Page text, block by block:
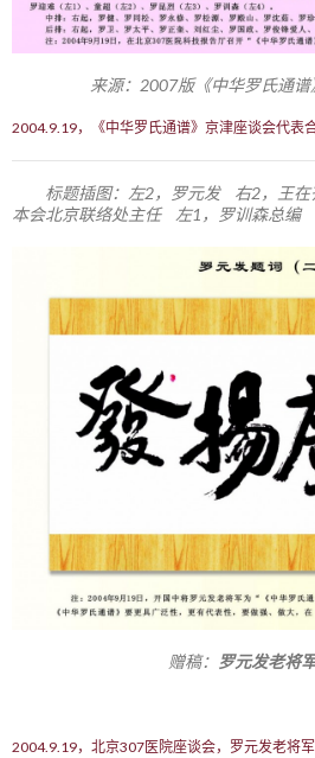
来源：2007版《中华罗氏通
2004.9.19，《中华罗氏通谱》京津座谈会代表
标题插图：左2，罗元发 右2，王
本会北京联络处主任 左1，罗训森总编
赠稿： 罗元发老将
2004.9.19，北京307医院座谈会，罗元发老将